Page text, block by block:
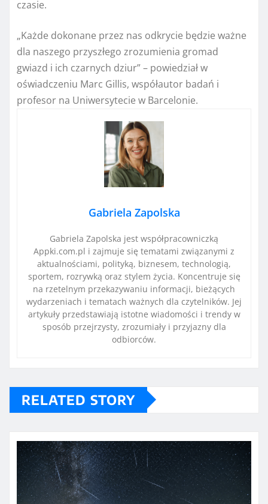
czasie.
„Każde dokonane przez nas odkrycie będzie ważne
dla naszego przyszłego zrozumienia gromad
gwiazd i ich czarnych dziur” – powiedział w
oświadczeniu Marc Gillis, współautor badań i
profesor na Uniwersytecie w Barcelonie.
Gabriela Zapolska
Gabriela Zapolska jest współpracowniczką
Appki.com.pl i zajmuje się tematami związanymi z
aktualnościami, polityką, biznesem, technologią,
sportem, rozrywką oraz stylem życia. Koncentruje się
na rzetelnym przekazywaniu informacji, bieżących
wydarzeniach i tematach ważnych dla czytelników. Jej
artykuły przedstawiają istotne wiadomości i trendy w
sposób przejrzysty, zrozumiały i przyjazny dla
odbiorców.
RELATED STORY